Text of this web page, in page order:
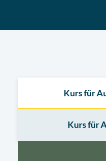
Kurs für
Kurs für